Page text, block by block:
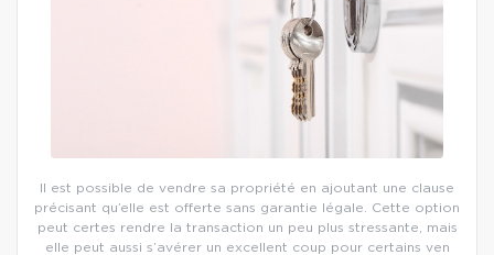
Il est possible de vendre sa propriété en ajoutant une clause
précisant qu’elle est offerte sans garantie légale. Cette option
peut certes rendre la transaction un peu plus stressante, mais
elle peut aussi s’avérer un excellent coup pour certains ven